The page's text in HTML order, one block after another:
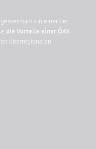
- in einer der
die Vorteile einer ÖAV
überregionalen